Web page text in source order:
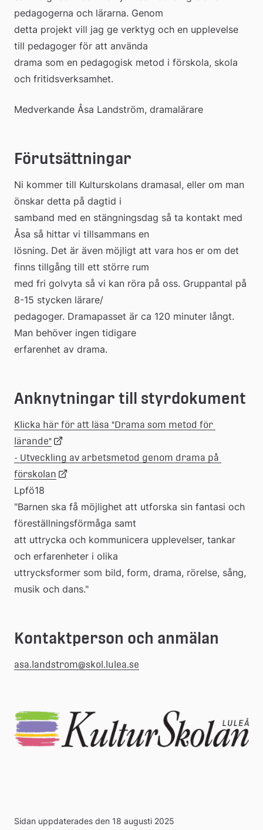
pedagogerna och lärarna. Genom
detta projekt vill jag ge verktyg och en upplevelse
till pedagoger för att använda
drama som en pedagogisk metod i förskola, skola
och fritidsverksamhet.
Medverkande Åsa Landström, dramalärare
Förutsättningar
Ni kommer till Kulturskolans dramasal, eller om man
önskar detta på dagtid i
samband med en stängningsdag så ta kontakt med
Åsa så hittar vi tillsammans en
lösning. Det är även möjligt att vara hos er om det
finns tillgång till ett större rum
med fri golvyta så vi kan röra på oss. Gruppantal på
8-15 stycken lärare/
pedagoger. Dramapasset är ca 120 minuter långt.
Man behöver ingen tidigare
erfarenhet av drama.
Anknytningar till styrdokument
Klicka här för att läsa "Drama som metod för
lärande" Länk
till
extern
webbplats
- Utveckling av arbetsmetod genom drama på
förskolan Länk
till
extern
webbplats
Lpfö18
"Barnen ska få möjlighet att utforska sin fantasi och
föreställningsförmåga samt
att uttrycka och kommunicera upplevelser, tankar
och erfarenheter i olika
uttrycksformer som bild, form, drama, rörelse, sång,
musik och dans."
Kontaktperson och anmälan
asa.landstrom@skol.lulea.se
Sidan uppdaterades den 18 augusti 2025